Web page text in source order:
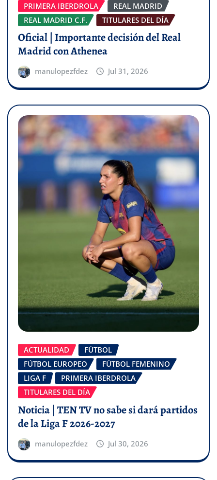
PRIMERA IBERDROLA
REAL MADRID
REAL MADRID C.F.
TITULARES DEL DÍA
Oficial | Importante decisión del Real
Madrid con Athenea
manulopezfdez Jul 31, 2026
ACTUALIDAD
FÚTBOL
FÚTBOL EUROPEO
FÚTBOL FEMENINO
LIGA F
PRIMERA IBERDROLA
TITULARES DEL DÍA
Noticia | TEN TV no sabe si dará partidos
de la Liga F 2026-2027
manulopezfdez Jul 30, 2026